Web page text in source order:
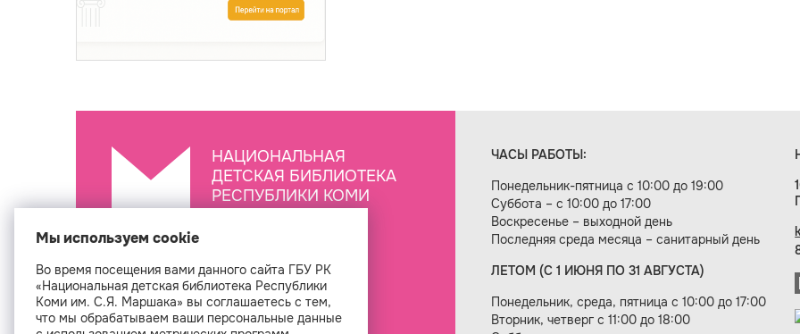
НАЦИОНАЛЬНАЯ
ДЕТСКАЯ БИБЛИОТЕКА
РЕСПУБЛИКИ КОМИ
ЧАСЫ РАБОТЫ:
Понедельник-пятница с 10:00 до 19:00
Суббота – с 10:00 до 17:00
Воскресенье – выходной день
Последняя среда месяца – санитарный день
ЛЕТОМ (С 1 ИЮНЯ ПО 31 АВГУСТА)
Понедельник, среда, пятница с 10:00 до 17:00
Вторник, четверг с 11:00 до 18:00
Создание сайта — веб-студия «Цифровой век»
Мы используем cookie
Во время посещения вами данного сайта ГБУ РК
«Национальная детская библиотека Республики
Коми им. С.Я. Маршака» вы соглашаетесь с тем,
что мы обрабатываем ваши персональные данные